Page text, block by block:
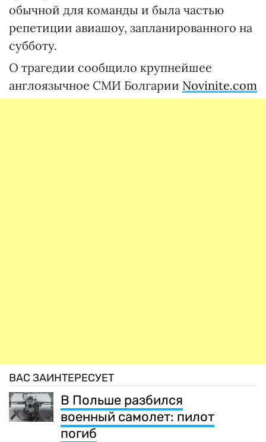
обычной для команды и была частью
репетиции авиашоу, запланированного на
субботу.
О трагедии сообщило крупнейшее
англоязычное СМИ Болгарии Novinite.com
ВАС ЗАИНТЕРЕСУЕТ
В Польше разбился
военный самолет: пилот
погиб